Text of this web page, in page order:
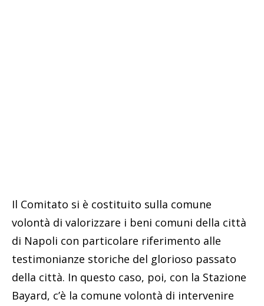
Il Comitato si è costituito sulla comune
volontà di valorizzare i beni comuni della città
di Napoli con particolare riferimento alle
testimonianze storiche del glorioso passato
della città. In questo caso, poi, con la Stazione
Bayard, c’è la comune volontà di intervenire